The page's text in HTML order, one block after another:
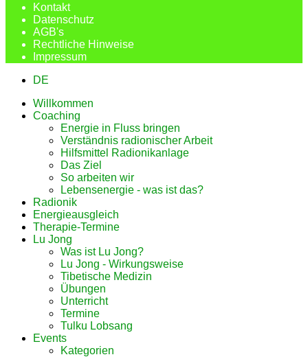
Kontakt
Datenschutz
AGB's
Rechtliche Hinweise
Impressum
DE
Willkommen
Coaching
Energie in Fluss bringen
Verständnis radionischer Arbeit
Hilfsmittel Radionikanlage
Das Ziel
So arbeiten wir
Lebensenergie - was ist das?
Radionik
Energieausgleich
Therapie-Termine
Lu Jong
Was ist Lu Jong?
Lu Jong - Wirkungsweise
Tibetische Medizin
Übungen
Unterricht
Termine
Tulku Lobsang
Events
Kategorien